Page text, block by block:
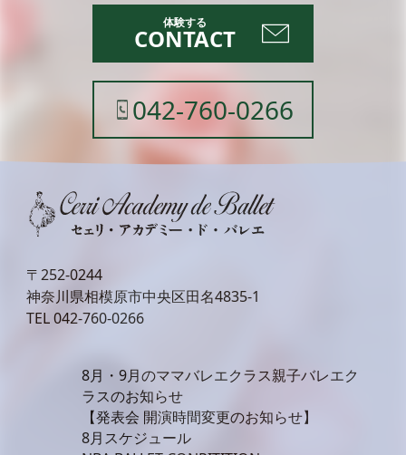
CONTACT
042-760-0266
〒252-0244
神奈川県相模原市中央区田名4835-1
TEL042-760-0266
8月・9月のママバレエクラス親子バレエク
ラスのお知らせ
【発表会 開演時間変更のお知らせ】
8月スケジュール